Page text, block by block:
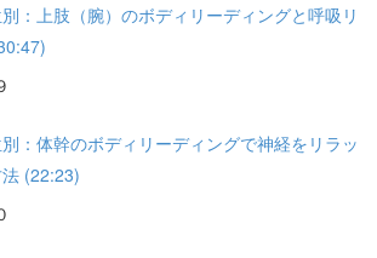
：上肢（腕）のボディリーディングと呼吸リ
：体幹のボディリーディングで神経をリラッ
(22:23)